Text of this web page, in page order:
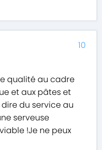
qualité au cadre
et aux pâtes et
dire du service au
serveuse
!Je ne peux
10